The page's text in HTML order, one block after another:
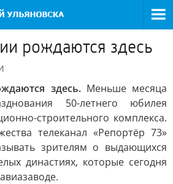
рождаются здесь
здесь.Меньше месяца
50-летнего юбилея
строительного комплекса.
телеканал «Репортёр 73»
зрителям о выдающихся
династиях, которые сегодня